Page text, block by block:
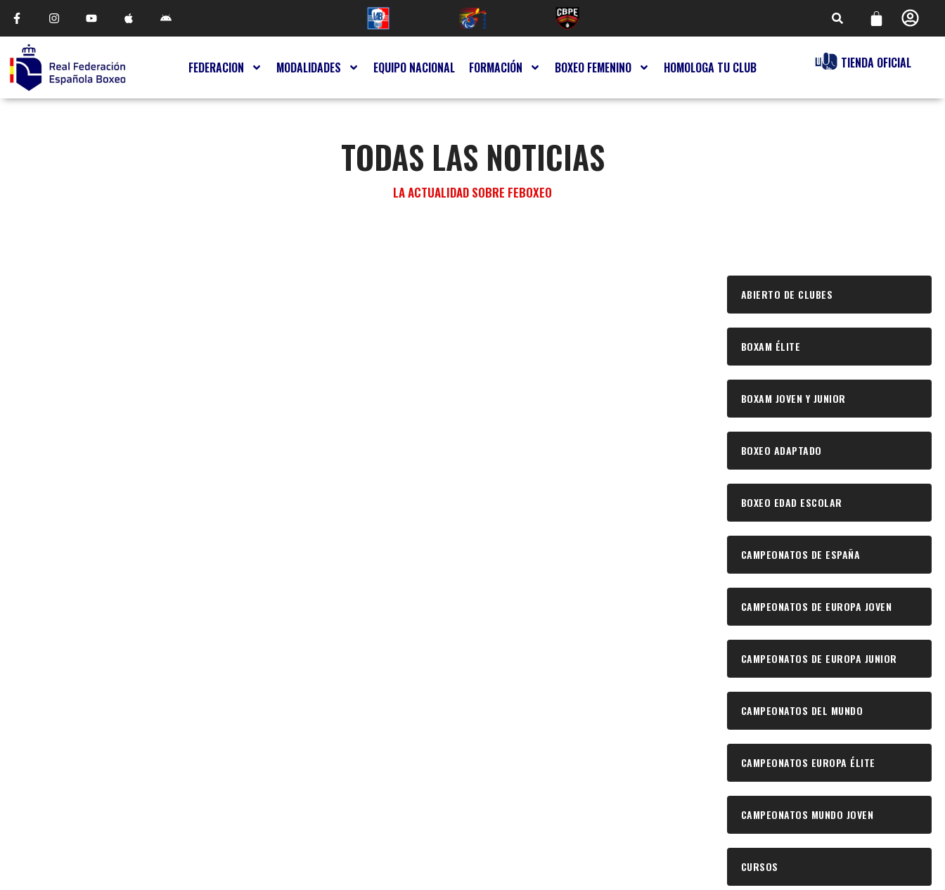
FEDERACION MODALIDADES EQUIPO NACIONAL FORMACIÓN BOXEO FEMENINO HOMOLOGA TU CLUB TIENDA OFICIAL
TODAS LAS NOTICIAS
LA ACTUALIDAD SOBRE FEBOXEO
ABIERTO DE CLUBES
BOXAM ÉLITE
BOXAM JOVEN Y JUNIOR
BOXEO ADAPTADO
BOXEO EDAD ESCOLAR
CAMPEONATOS DE ESPAÑA
CAMPEONATOS DE EUROPA JOVEN
CAMPEONATOS DE EUROPA JUNIOR
CAMPEONATOS DEL MUNDO
CAMPEONATOS EUROPA ÉLITE
CAMPEONATOS MUNDO JOVEN
CURSOS